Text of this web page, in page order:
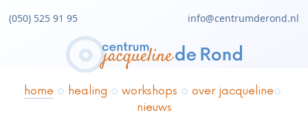
(050) 525 91 95 info@centrumderond.nl
home healing workshops
over jacqueline
nieuws